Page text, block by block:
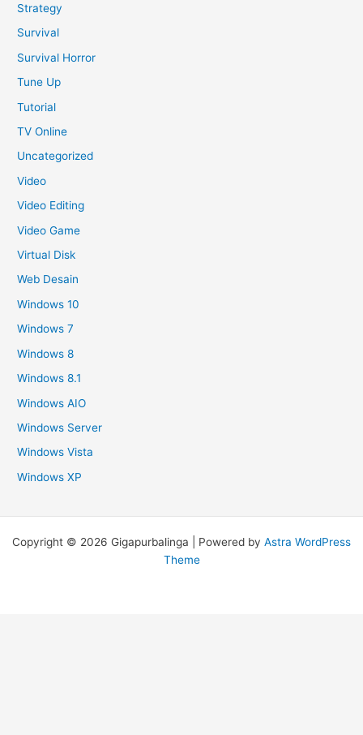
Strategy
Survival
Survival Horror
Tune Up
Tutorial
TV Online
Uncategorized
Video
Video Editing
Video Game
Virtual Disk
Web Desain
Windows 10
Windows 7
Windows 8
Windows 8.1
Windows AIO
Windows Server
Windows Vista
Windows XP
Copyright © 2026 Gigapurbalinga | Powered by Astra WordPress
Theme